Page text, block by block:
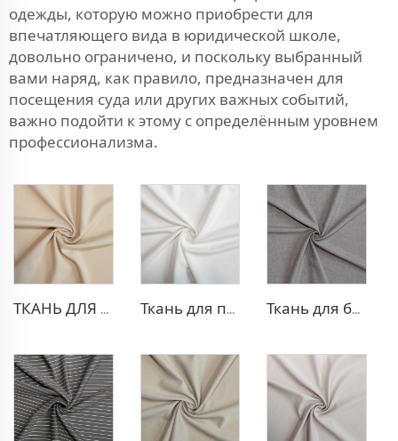
одежды, которую можно приобрести для
впечатляющего вида в юридической школе,
довольно ограничено, и поскольку выбранный
вами наряд, как правило, предназначен для
посещения суда или других важных событий,
важно подойти к этому с определённым уровнем
профессионализма.
ТКАНЬ ДЛЯ БЛЕЙЗЕРА ИЗ ПОЛИЭСТЕРА И ВИСКОЗЫ Ткань для платья из полиэстера и вискозы с эффектом стрейч Ткань для брюк TR с четырехсторонней растяжкой